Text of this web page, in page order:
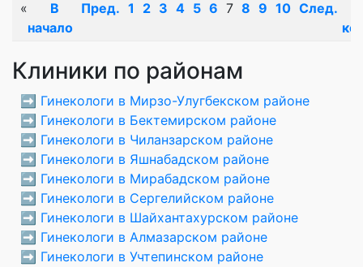
«
В
начало
Пред. 1 2 3 4 5 6 7 8 9 10 След.
Клиники по районам
➡️ Гинекологи в Мирзо-Улугбекском районе
➡️ Гинекологи в Бектемирском районе
➡️ Гинекологи в Чиланзарском районе
➡️ Гинекологи в Яшнабадском районе
➡️ Гинекологи в Мирабадском районе
➡️ Гинекологи в Сергелийском районе
➡️ Гинекологи в Шайхантахурском районе
➡️ Гинекологи в Алмазарском районе
➡️ Гинекологи в Учтепинском районе